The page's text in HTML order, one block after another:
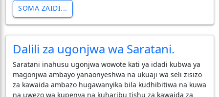
SOMA ZAIDI...
Dalili za ugonjwa wa Saratani.
Saratani inahusu ugonjwa wowote kati ya idadi kubwa ya
magonjwa ambayo yanaonyeshwa na ukuaji wa seli zisizo
za kawaida ambazo hugawanyika bila kudhibitiwa na kuwa
na uwezo wa kupenya na kuharibu tishu za kawaida za